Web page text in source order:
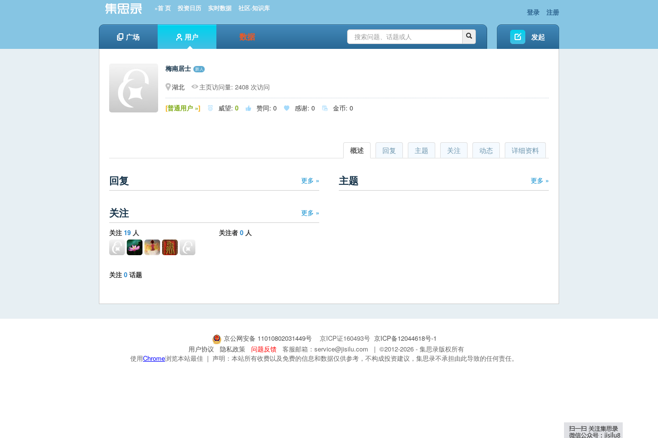
»首 页 投资日历 实时数据 社区-知识库 登录 注册
广场 用户 数据 发起
梅南居士
湖北
主页访问量: 2408 次访问
[普通用户 »]  威望: 0  赞同: 0  感谢: 0  金币: 0
详细资料
动态
关注
主题
回复
概述
更多 »
回复 更多 »
主题
更多 »
关注
关注 19 人 关注者 0 人
关注 0 话题
京公网安备 11010802031449号 京ICP证160493号 京ICP备12044618号-1
用户协议
隐私政策 问题反馈
客服邮箱：service@jisilu.com | ©2012-2026 - 集思录版权所有
使用Chrome浏览本站最佳 | 声明：本站所有收费以及免费的信息和数据仅供参考，不构成投资建议，集思录不承担由此导致的任何责任。